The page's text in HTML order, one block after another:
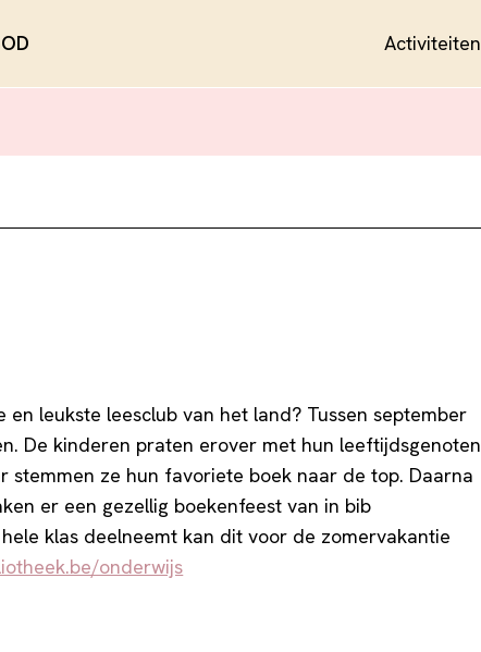
Activiteiten
leukste leesclub van het land? Tussen september
De kinderen praten erover met hun leeftijdsgenoten
stemmen ze hun favoriete boek naar de top. Daarna
er een gezellig boekenfeest van in bib
klas deelneemt kan dit voor de zomervakantie
onderwijs